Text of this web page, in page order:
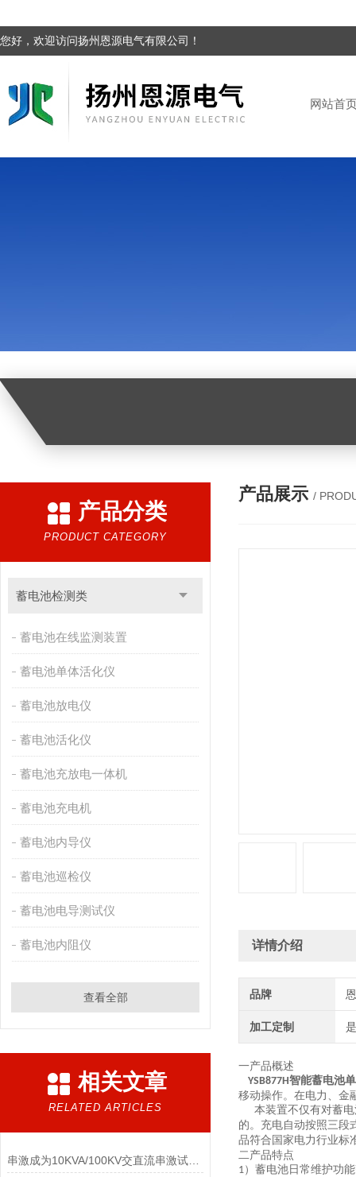
您好，欢迎访问扬州恩源电气有限公司！
网站首
产品分类
PRODUCT CATEGORY
蓄电池检测类
蓄电池在线监测装置
蓄电池单体活化仪
蓄电池放电仪
蓄电池活化仪
蓄电池充放电一体机
蓄电池充电机
蓄电池内导仪
蓄电池巡检仪
蓄电池电导测试仪
蓄电池内阻仪
查看全部
相关文章
RELATED ARTICLES
串激成为10KVA/100KV交直流串激试验变压器该怎样配置
产品展示 /
详情介绍
品牌
加工定制
一产品概述
YSB877H智能蓄电池
移动操作。在电力、金
本装置不仅有对蓄
的。充电自动按照三段
品符合国家电力行业标
二产品特点
1）蓄电池日常维护功